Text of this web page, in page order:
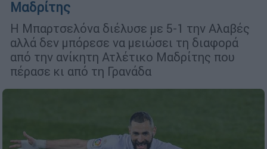
Μαδρίτης
Η Μπαρτσελόνα διέλυσε με 5-1 την Αλαβές
αλλά δεν μπόρεσε να μειώσει τη διαφορά
από την ανίκητη Ατλέτικο Μαδρίτης που
πέρασε κι από τη Γρανάδα